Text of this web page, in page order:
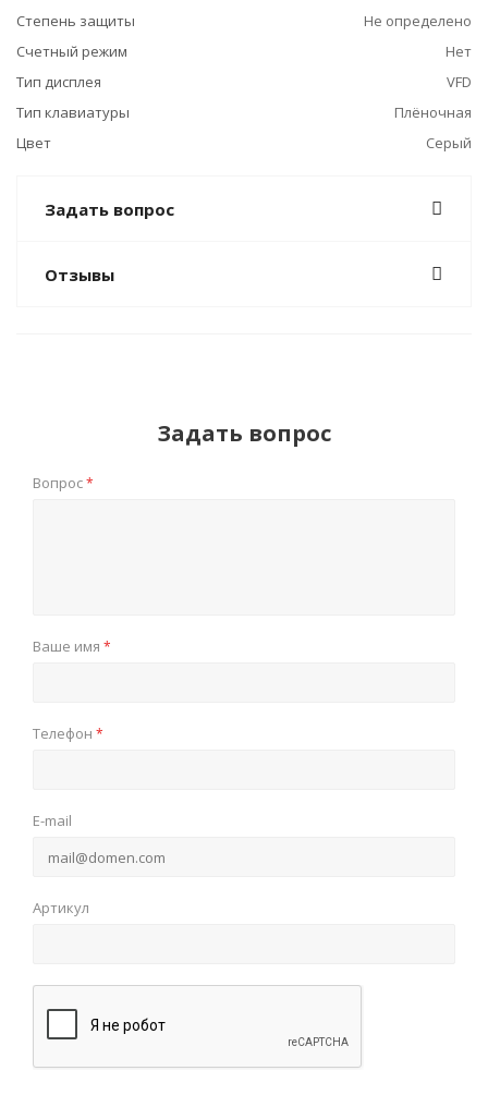
Степень защиты
Не определено
Счетный режим
Нет
Тип дисплея
VFD
Тип клавиатуры
Плёночная
Цвет
Серый
Задать вопрос
Отзывы
Задать вопрос
Вопрос*
Ваше имя *
Телефон *
E-mail
Артикул